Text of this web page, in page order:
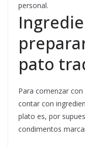
personal.
pato
Para comenzar
contar con
plato es, por
condimentos